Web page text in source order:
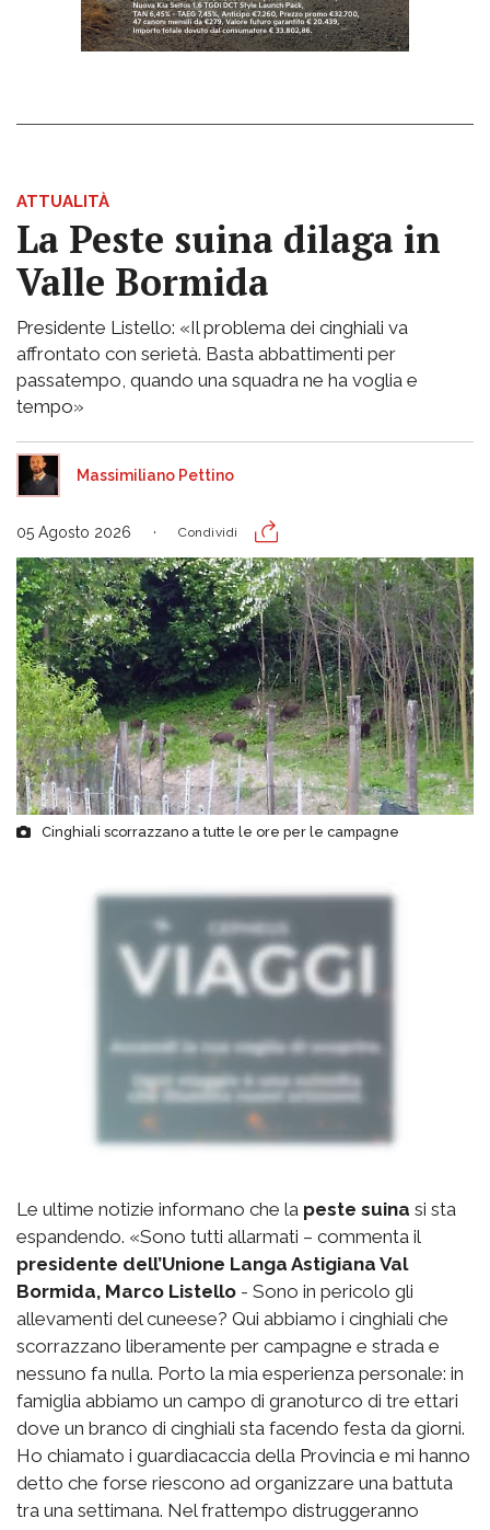
ATTUALITÀ
La Peste suina dilaga in
Valle Bormida
Presidente Listello: «Il problema dei cinghiali va
affrontato con serietà. Basta abbattimenti per
passatempo, quando una squadra ne ha voglia e
tempo»
Massimiliano Pettino
05 Agosto 2026 Condividi
Cinghiali scorrazzano a tutte le ore per le campagne
Le ultime notizie informano che la peste suina si sta
espandendo. «Sono tutti allarmati – commenta il
presidente dell’Unione Langa Astigiana Val
Bormida, Marco Listello - Sono in pericolo gli
allevamenti del cuneese? Qui abbiamo i cinghiali che
scorrazzano liberamente per campagne e strada e
nessuno fa nulla. Porto la mia esperienza personale: in
famiglia abbiamo un campo di granoturco di tre ettari
dove un branco di cinghiali sta facendo festa da giorni.
Ho chiamato i guardiacaccia della Provincia e mi hanno
detto che forse riescono ad organizzare una battuta
tra una settimana. Nel frattempo distruggeranno